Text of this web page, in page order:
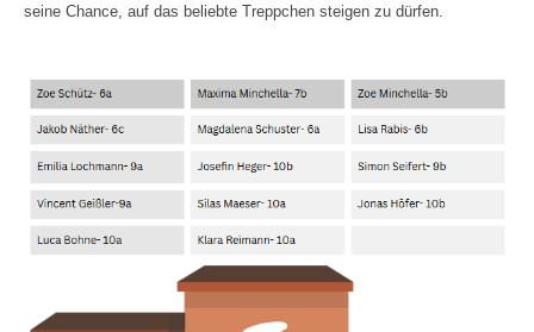
seine Chance, auf das beliebte Treppchen steigen zu dürfen.